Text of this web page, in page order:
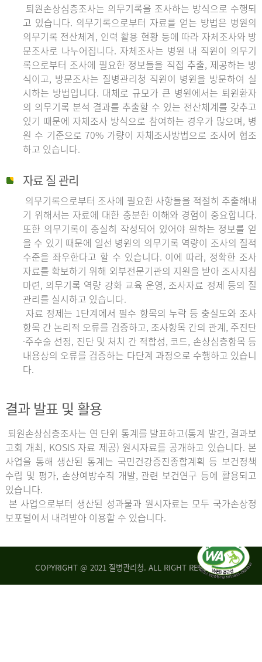
퇴원손상심층조사는 의무기록을 조사하는 방식으로 수행되
고 있습니다. 의무기록으로부터 자료를 얻는 방법은 병원의
의무기록 전산체계, 인력 활용 현황 등에 따라 자체조사와 방
문조사로 나누어집니다. 자체조사는 병원 내 직원이 의무기
록으로부터 조사에 필요한 정보들을 직접 추출, 제공하는 방
식이고, 방문조사는 질병관리청 직원이 병원을 방문하여 실
시하는 방법입니다. 대체로 규모가 큰 병원에서는 퇴원환자
의 의무기록 분석 결과를 추출할 수 있는 전산체계를 갖추고
있기 때문에 자체조사 방식으로 참여하는 경우가 많으며, 병
원 수 기준으로 70% 가량이 자체조사방법으로 조사에 협조
하고 있습니다.
자료 질 관리
의무기록으로부터 조사에 필요한 사항들을 적절히 추출해내
기 위해서는 자료에 대한 충분한 이해와 경험이 중요합니다.
또한 의무기록이 충실히 작성되어 있어야 원하는 정보를 얻
을 수 있기 때문에 일선 병원의 의무기록 역량이 조사의 질적
수준을 좌우한다고 할 수 있습니다. 이에 따라, 정확한 조사
자료를 확보하기 위해 외부전문기관의 지원을 받아 조사지침
마련, 의무기록 역량 강화 교육 운영, 조사자료 정제 등의 질
관리를 실시하고 있습니다.
자료 정제는 1단계에서 필수 항목의 누락 등 충실도와 조사
항목 간 논리적 오류를 검증하고, 조사항목 간의 관계, 주진단
·주수술 선정, 진단 및 처치 간 적합성, 코드, 손상심층항목 등
내용상의 오류를 검증하는 다단계 과정으로 수행하고 있습니
다.
결과 발표 및 활용
퇴원손상심층조사는 연 단위 통계를 발표하고(통계 발간, 결과보
고회 개최, KOSIS 자료 제공) 원시자료를 공개하고 있습니다. 본
사업을 통해 생산된 통계는 국민건강증진종합계획 등 보건정책
수립 및 평가, 손상예방수칙 개발, 관련 보건연구 등에 활용되고
있습니다.
본 사업으로부터 생산된 성과물과 원시자료는 모두 국가손상정
보포털에서 내려받아 이용할 수 있습니다.
COPYRIGHT @ 2021 질병관리청. ALL RIGHT RESERVED